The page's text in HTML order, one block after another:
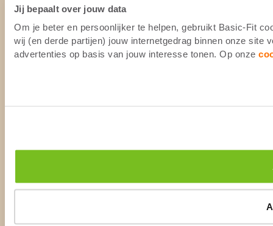
Jij bepaalt over jouw data
Om je beter en persoonlijker te helpen, gebruikt Basic-Fit
wij (en derde partijen) jouw internetgedrag binnen onze site
advertenties op basis van jouw interesse tonen. Op onze